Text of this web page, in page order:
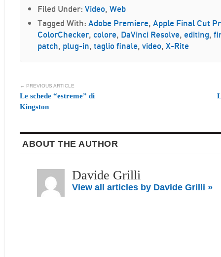
Filed Under: Video, Web
Tagged With: Adobe Premiere, Apple Final Cut
ColorChecker, colore, DaVinci Resolve, editing,
patch, plug-in, taglio finale, video, X-Rite
← PREVIOUS ARTICLE
Le schede “estreme” di
Kingston
ABOUT THE AUTHOR
Davide Grilli
View all articles by Davide Grilli »